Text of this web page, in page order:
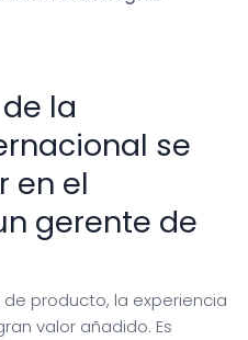
la
se
en el
gerente de
producto, la experiencia
valor añadido. Es